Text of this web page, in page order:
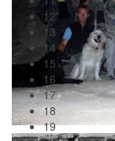
21
22
23
24
25
26
27
28
29